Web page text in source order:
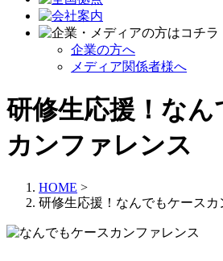
企業の方へ
メディア関係者様へ
研修生応援！なん
カンファレンス
HOME >
研修生応援！なんでもケースカ